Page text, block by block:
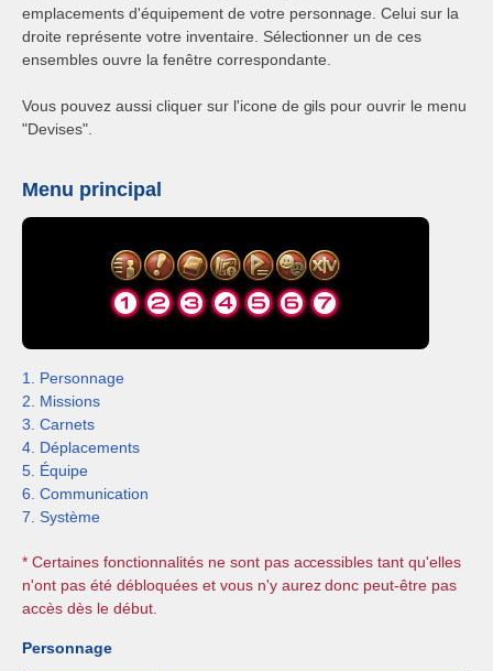
emplacements d'équipement de votre personnage. Celui sur la
droite représente votre inventaire. Sélectionner un de ces
ensembles ouvre la fenêtre correspondante.
Vous pouvez aussi cliquer sur l'icone de gils pour ouvrir le menu
"Devises".
Menu principal
1. Personnage
2. Missions
3. Carnets
4. Déplacements
5. Équipe
6. Communication
7. Système
* Certaines fonctionnalités ne sont pas accessibles tant qu'elles
n'ont pas été débloquées et vous n'y aurez donc peut-être pas
accès dès le début.
Personnage